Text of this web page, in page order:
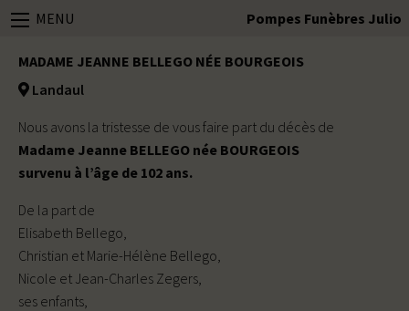
MENU Pompes Funèbres Julio
MADAME JEANNE BELLEGO NÉE BOURGEOIS
Landaul
Nous avons la tristesse de vous faire part du décès de
Madame Jeanne BELLEGO née BOURGEOIS
survenu à l’âge de 102 ans.
De la part de
Elisabeth Bellego,
Christian et Marie-Hélène Bellego,
Nicole et Jean-Charles Zegers,
ses enfants,